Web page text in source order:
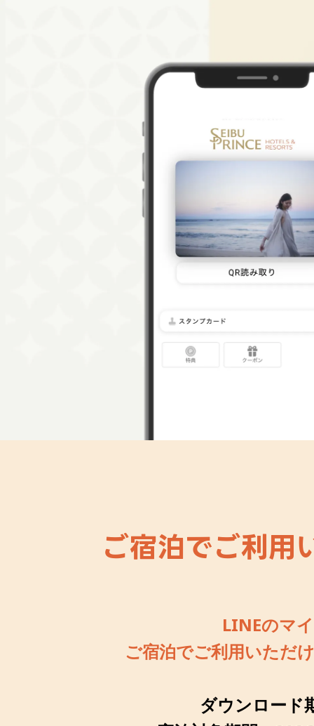
ご宿泊でご利用
LINEのマ
ご宿泊でご利用いただ
ダウンロード